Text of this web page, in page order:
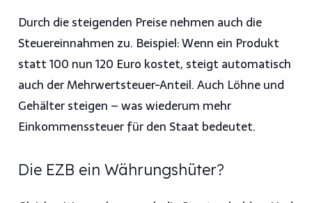
Durch die steigenden Preise nehmen auch die
Steuereinnahmen zu. Beispiel: Wenn ein Produkt
statt 100 nun 120 Euro kostet, steigt automatisch
auch der Mehrwertsteuer-Anteil. Auch Löhne und
Gehälter steigen – was wiederum mehr
Einkommenssteuer für den Staat bedeutet.
Die EZB ein Währungshüter?